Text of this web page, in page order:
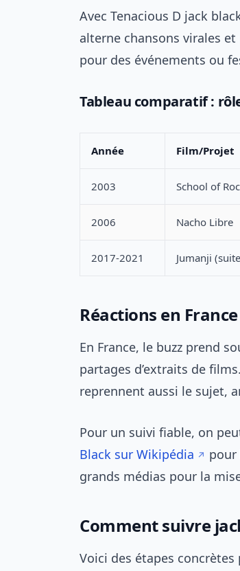
Avec Tenacious D jack
alterne chansons virales
pour des événements ou
Tableau comparatif :
Année Film/Projet
2003 School of
2006 Nacho Libre
2017-2021 Jumanji
Réactions en
En France, le buzz prend
partages d’extraits de
reprennent aussi le sujet,
Pour un suivi fiable, on
Black sur Wikipédia
pour
grands médias pour la
Comment suivre
Voici des étapes